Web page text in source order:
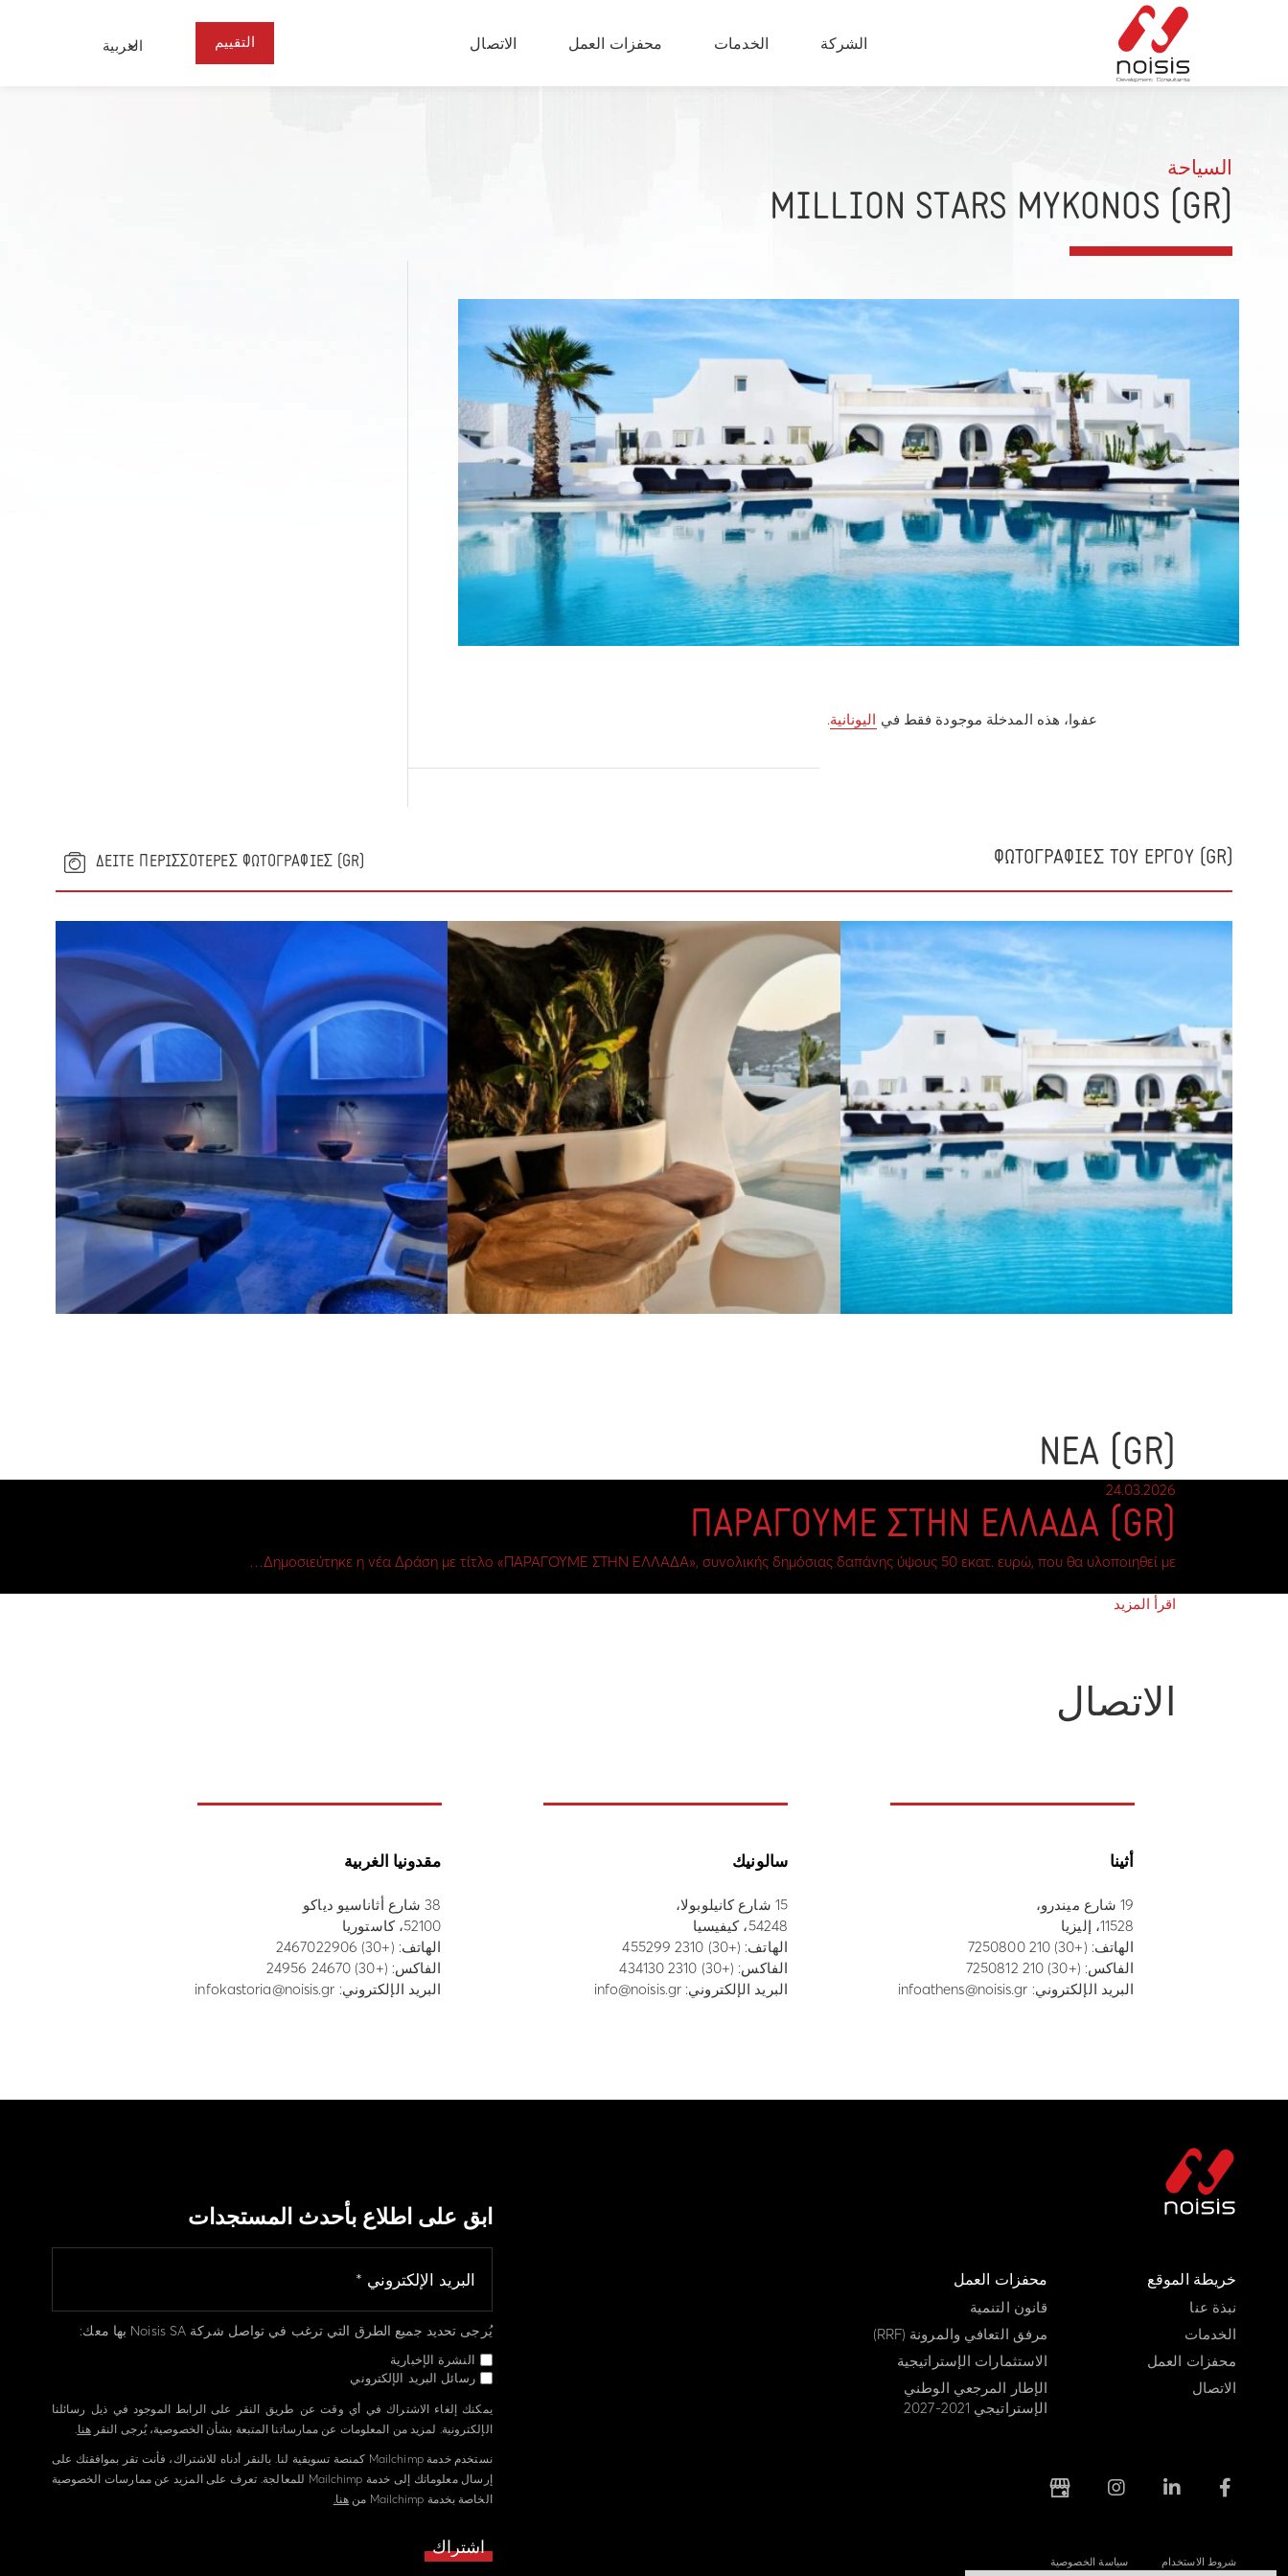
الشركة الخدمات محفزات العمل الاتصال التقييم العربية
السياحة
(GR) MILLION STARS MYKONOS
عفوا، هذه المدخلة موجودة فقط في اليونانية.
(GR) ΦΩΤΟΓΡΑΦΙΕΣ ΤΟΥ ΕΡΓΟΥ
(GR) ΝΕΑ
24.03.2026
(GR) ΠΑΡΑΓΟΥΜΕ ΣΤΗΝ ΕΛΛΑΔΑ
Δημοσιεύτηκε η νέα Δράση με τίτλο «ΠΑΡΑΓΟΥΜΕ ΣΤΗΝ ΕΛΛΑΔΑ», συνολικής δημόσιας δαπάνης ύψους 50 εκατ. ευρώ, που θα υλοποιηθεί με…
اقرأ المزيد
الاتصال
أثينا
19 شارع ميندرو،
11528، إليزيا
الهاتف: (+30) 210 7250800
الفاكس: (+30) 210 7250812
البريد الإلكتروني: infoathens@noisis.gr
سالونيك
15 شارع كانيلوبولا،
54248، كيفيسيا
الهاتف: (+30) 2310 455299
الفاكس: (+30) 2310 434130
البريد الإلكتروني: info@noisis.gr
مقدونيا الغربية
38 شارع أثاناسيو دياكو
52100، كاستوريا
الهاتف: (+30) 2467022906
الفاكس: (+30) 24670 24956
البريد الإلكتروني: infokastoria@noisis.gr
خريطة الموقع
نبذة عنا
الخدمات
محفزات العمل
الاتصال
محفزات العمل
قانون التنمية
مرفق التعافي والمرونة (RRF)
الاستثمارات الإستراتيجية
الإطار المرجعي الوطني
الإستراتيجي 2021-2027
شروط الاستخدام سياسة الخصوصية
ابق على اطلاع بأحدث المستجدات
يُرجى تحديد جميع الطرق التي ترغب في تواصل شركة Noisis SA بها معك:
النشرة الإخبارية
رسائل البريد الإلكتروني
يمكنك إلغاء الاشتراك في أي وقت عن طريق النقر على الرابط الموجود في ذيل رسائلنا
الإلكترونية. لمزيد من المعلومات عن ممارساتنا المتبعة بشأن الخصوصية، يُرجى النقرهنا.
نستخدم خدمة Mailchimp كمنصة تسويقية لنا. بالنقر أدناه للاشتراك، فأنت تقر بموافقتك على
إرسال معلوماتك إلى خدمة Mailchimp للمعالجة. تعرف على المزيد عن ممارسات الخصوصية
الخاصة بخدمة Mailchimp من
هنا.